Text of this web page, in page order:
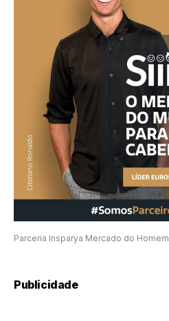
Parceria Insparya Mercado do Homem
Publicidade